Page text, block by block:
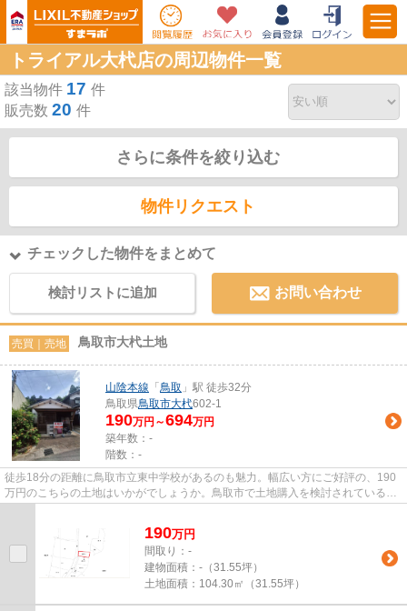
トライアル大杙店の周辺物件一覧
該当物件 17 件
販売数 20 件
さらに条件を絞り込む
物件リクエスト
チェックした物件をまとめて
検討リストに追加 お問い合わせ
売買｜売地 鳥取市大杙土地
山陰本線 「鳥取 」駅 徒歩32分
鳥取県鳥取市大杙602-1
190万円～694万円
築年数：-
階数：-
徒歩18分の距離に鳥取市立東中学校があるのも魅力。幅広い方にご好評の、190
万円のこちらの土地はいかがでしょうか。鳥取市で土地購入を検討されているな
ら、0857-30-4649またはsumala...
190万円
間取り：-
建物面積： -（31.55坪）
土地面積： 104.30㎡（31.55坪）